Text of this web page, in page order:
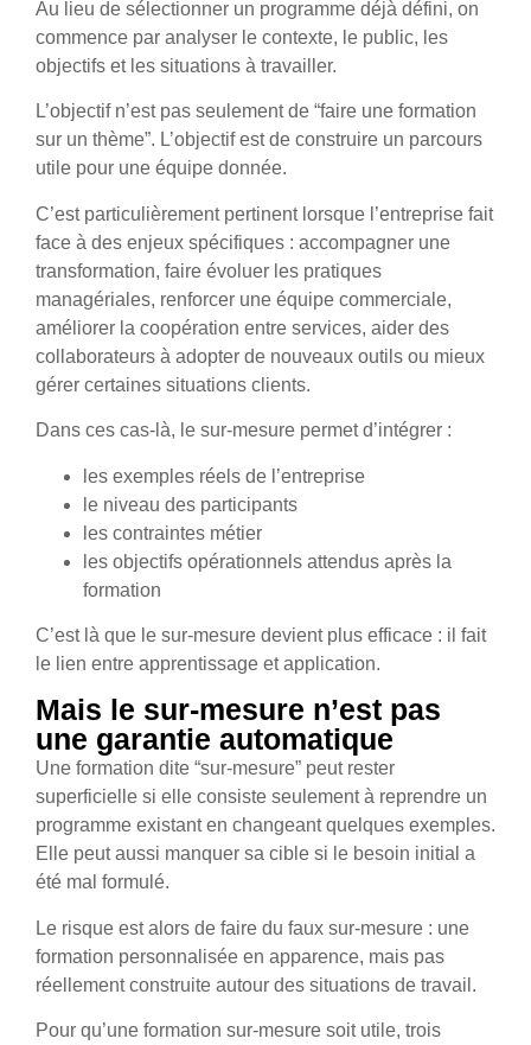
Au lieu de sélectionner un programme déjà défini, on
commence par analyser le contexte, le public, les
objectifs et les situations à travailler.
L’objectif n’est pas seulement de “faire une formation
sur un thème”. L’objectif est de construire un parcours
utile pour une équipe donnée.
C’est particulièrement pertinent lorsque l’entreprise fait
face à des enjeux spécifiques : accompagner une
transformation, faire évoluer les pratiques
managériales, renforcer une équipe commerciale,
améliorer la coopération entre services, aider des
collaborateurs à adopter de nouveaux outils ou mieux
gérer certaines situations clients.
Dans ces cas-là, le sur-mesure permet d’intégrer :
les exemples réels de l’entreprise
le niveau des participants
les contraintes métier
les objectifs opérationnels attendus après la
formation
C’est là que le sur-mesure devient plus efficace : il fait
le lien entre apprentissage et application.
Mais le sur-mesure n’est pas
une garantie automatique
Une formation dite “sur-mesure” peut rester
superficielle si elle consiste seulement à reprendre un
programme existant en changeant quelques exemples.
Elle peut aussi manquer sa cible si le besoin initial a
été mal formulé.
Le risque est alors de faire du faux sur-mesure : une
formation personnalisée en apparence, mais pas
réellement construite autour des situations de travail.
Pour qu’une formation sur-mesure soit utile, trois